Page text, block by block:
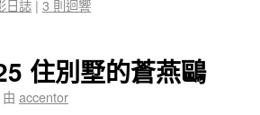
日誌 | 3 則迴響
住別墅的蒼燕鷗
由 accentor